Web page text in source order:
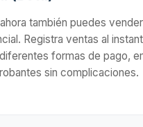
también puedes
Registra ventas al
formas de pago,
sin complicaciones.